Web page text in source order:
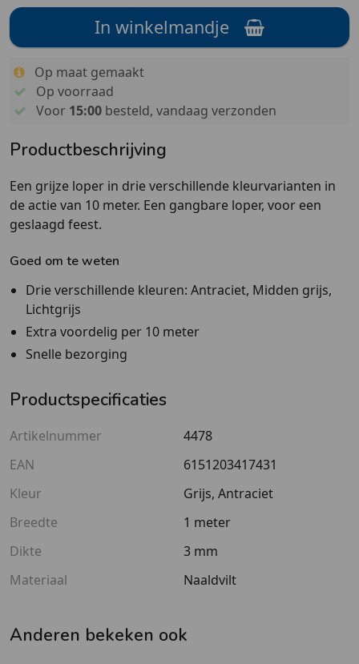
In winkelmandje
Op maat gemaakt
Op voorraad
Voor 15:00besteld, vandaag verzonden
Productbeschrijving
Een grijze loper in drie verschillende kleurvarianten in
de actie van 10 meter. Een gangbare loper, voor een
geslaagd feest.
Goed om te weten
Drie verschillende kleuren: Antraciet, Midden grijs,
Lichtgrijs
Extra voordelig per 10 meter
Snelle bezorging
Productspecificaties
Artikelnummer
4478
EAN
6151203417431
Kleur
Grijs, Antraciet
Breedte
1 meter
Dikte
3 mm
Materiaal
Naaldvilt
Anderen bekeken ook